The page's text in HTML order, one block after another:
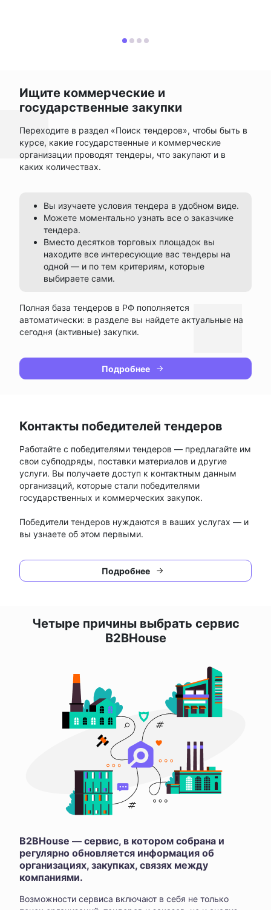
Ищите коммерческие и
государственные закупки
Переходите в раздел «Поиск тендеров», чтобы быть в
курсе, какие государственные и коммерческие
организации проводят тендеры, что закупают и в
каких количествах.
Вы изучаете условия тендера в удобном виде.
Можете моментально узнать все о заказчике
тендера.
Вместо десятков торговых площадок вы
находите все интересующие вас тендеры на
одной — и по тем критериям, которые
выбираете сами.
Полная база тендеров в РФ пополняется
автоматически: в разделе вы найдете актуальные на
сегодня (активные) закупки.
Подробнее
Контакты победителей тендеров
Работайте с победителями тендеров — предлагайте им
свои субподряды, поставки материалов и другие
услуги. Вы получаете доступ к контактным данным
организаций, которые стали победителями
государственных и коммерческих закупок.
Победители тендеров нуждаются в ваших услугах — и
вы узнаете об этом первыми.
Подробнее
Четыре причины выбрать сервис
B2BHouse
B2BHouse — сервис, в котором собрана и
регулярно обновляется информация об
организациях, закупках, связях между
компаниями.
Возможности сервиса включают в себя не только